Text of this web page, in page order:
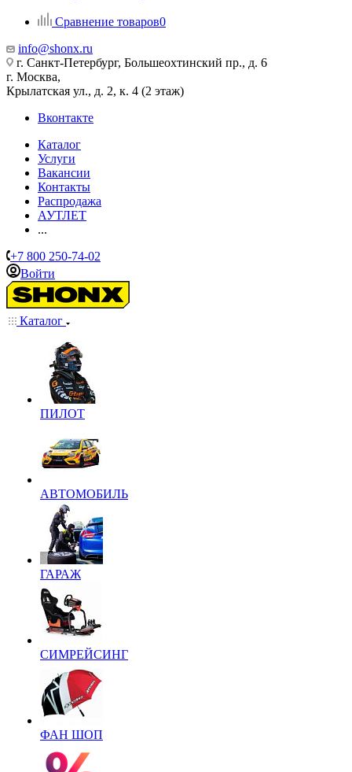
Сравнение товаров0
info@shonx.ru
г. Санкт-Петербург, Большеохтинский пр., д. 6
г. Москва,
Крылатская ул., д. 2, к. 4 (2 этаж)
Вконтакте
Каталог
Услуги
Вакансии
Контакты
Распродажа
АУТЛЕТ
...
+7 800 250-74-02
Войти
Каталог
ПИЛОТ
АВТОМОБИЛЬ
ГАРАЖ
СИМРЕЙСИНГ
ФАН ШОП